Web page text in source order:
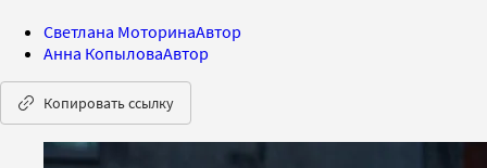
Светлана МоторинаАвтор
Анна КопыловаАвтор
Копировать ссылку